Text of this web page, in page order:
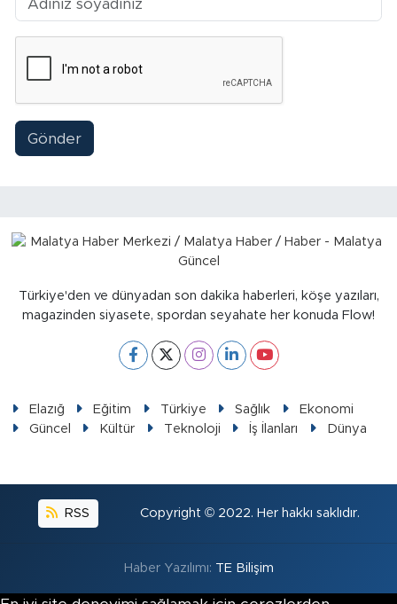
Gönder
Türkiye'den ve dünyadan son dakika haberleri, köşe yazıları,
magazinden siyasete, spordan seyahate her konuda Flow!
Elazığ Eğitim Türkiye Sağlık
Ekonomi
Güncel
Kültür Teknoloji İş İlanları Dünya
RSS Copyright © 2022. Her hakkı saklıdır.
Haber Yazılımı: TE Bilişim